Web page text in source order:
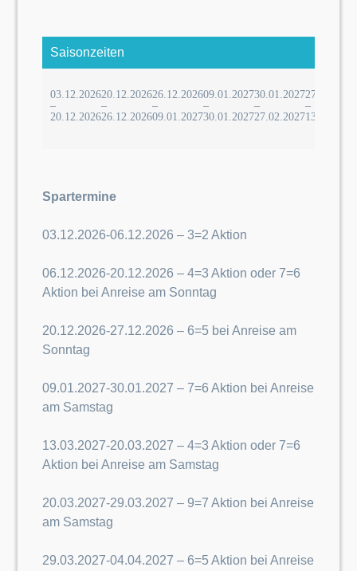
Saisonzeiten
03.12.2026
–
20.12.2026
20.12.2026
–
26.12.2026
26.12.2026
–
09.01.2027
09.01.2027
–
30.01.2027
30.01.2027
–
27.02.2027
27.02.2027
–
13.03.2027
Spartermine
03.12.2026-06.12.2026 – 3=2 Aktion
06.12.2026-20.12.2026 – 4=3 Aktion oder 7=6
Aktion bei Anreise am Sonntag
20.12.2026-27.12.2026 – 6=5 bei Anreise am
Sonntag
09.01.2027-30.01.2027 – 7=6 Aktion bei Anreise
am Samstag
13.03.2027-20.03.2027 – 4=3 Aktion oder 7=6
Aktion bei Anreise am Samstag
20.03.2027-29.03.2027 – 9=7 Aktion bei Anreise
am Samstag
29.03.2027-04.04.2027 – 6=5 Aktion bei Anreise